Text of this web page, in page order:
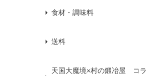
食材・調味料
送料
天国大魔境×村の鍛冶屋 コラ